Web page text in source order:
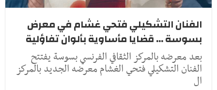
الفنان التشكيلي فتحي غشام في معرض
بسوسة ... قضايا مأساوية بألوان تفاؤلية
بعد معرضه بالمركز الثقافي الفرنسي بسوسة يفتتح
الفنان التشكيلي فتحي الغشام معرضه الجديد بالمركز
ال